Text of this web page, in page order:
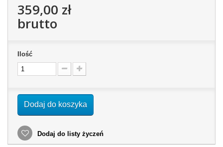
359,00 zł
brutto
Ilość
Dodaj do koszyka
Dodaj do listy życzeń